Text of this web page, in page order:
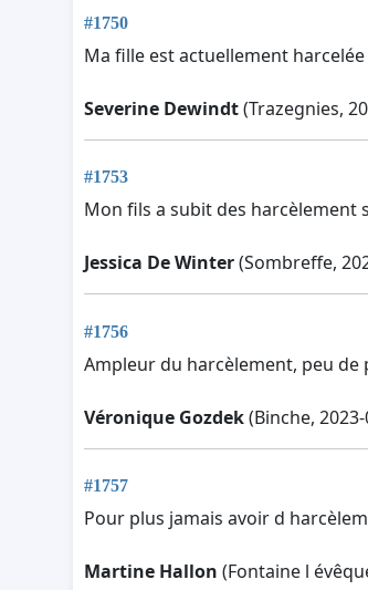
#1750
Ma fille est actuellement harcelée
Severine Dewindt(Trazegnies,
#1753
Mon fils a subit des harcèlement
Jessica De Winter(Sombreffe,
#1756
Ampleur du harcèlement, peu de
Véronique Gozdek(Binche,
#1757
Pour plus jamais avoir d
Martine Hallon (Fontaine l